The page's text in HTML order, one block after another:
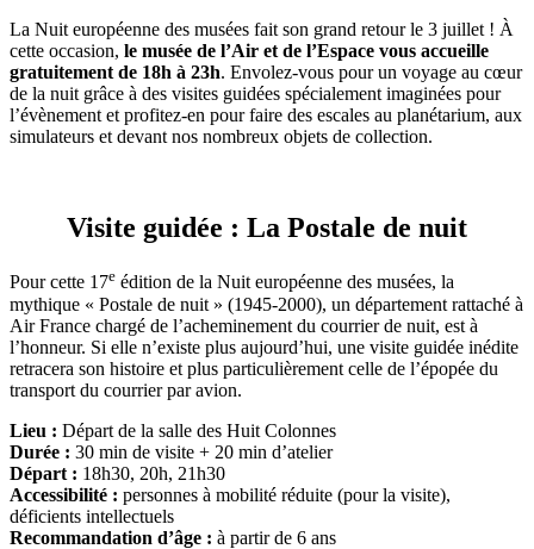
La Nuit européenne des musées fait son grand retour le 3 juillet ! À
cette occasion, le musée de l’Air et de l’Espace vous accueille
gratuitement de 18h à 23h. Envolez-vous pour un voyage au cœur
de la nuit grâce à des visites guidées spécialement imaginées pour
l’évènement et profitez-en pour faire des escales au planétarium, aux
simulateurs et devant nos nombreux objets de collection.
Visite guidée : La Postale de nuit
Pour cette 17e édition de la Nuit européenne des musées, la
mythique « Postale de nuit » (1945-2000), un département rattaché à
Air France chargé de l’acheminement du courrier de nuit, est à
l’honneur. Si elle n’existe plus aujourd’hui, une visite guidée inédite
retracera son histoire et plus particulièrement celle de l’épopée du
transport du courrier par avion.
Lieu : Départ de la salle des Huit Colonnes
Durée : 30 min de visite + 20 min d’atelier
Départ : 18h30, 20h, 21h30
Accessibilité : personnes à mobilité réduite (pour la visite),
déficients intellectuels
Recommandation d’âge : à partir de 6 ans